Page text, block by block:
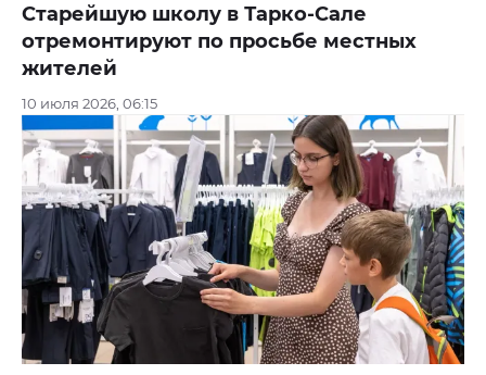
Старейшую школу в Тарко-Сале
отремонтируют по просьбе местных
жителей
10 июля 2026, 06:15